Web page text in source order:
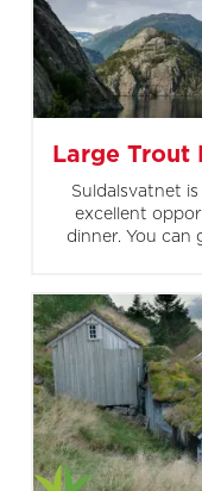
Large Trout
Suldalsvatnet
excellent
dinner. You can